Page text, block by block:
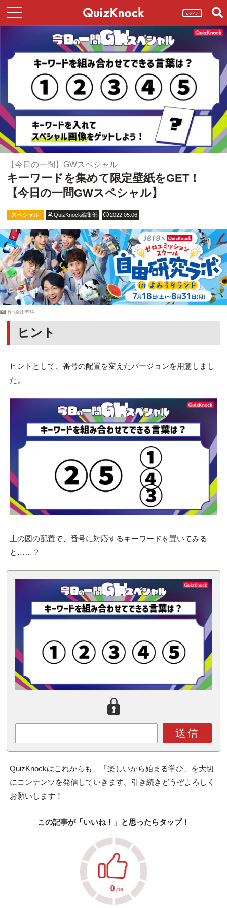
ログイン
【今日の一問】GWスペシャル
キーワードを集めて限定壁紙をGET！
【今日の一問GWスペシャル】
スペシャル QuizKnock編集部 2022.05.06
PR 株式会社JERA
ヒント
ヒントとして、番号の配置を変えたバージョンを用意しまし
た。
上の図の配置で、番号に対応するキーワードを置いてみる
と……？
送信
QuizKnockはこれからも、「楽しいから始まる学び」を大切
にコンテンツを発信していきます。引き続きどうぞよろしく
お願いします！
この記事が「いいね！」と思ったらタップ！